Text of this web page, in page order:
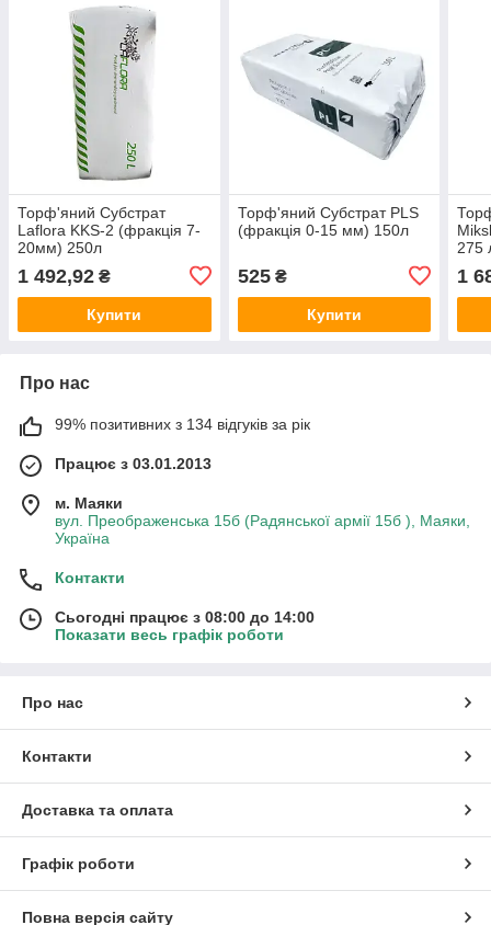
Торф'яний Субстрат
Laflora KKS-2 (фракція 7-
20мм) 250л
1 492,92 ₴
Купити
Торф'яний Субстрат PLS
(фракція 0-15 мм) 150л
525₴
Купити
275
1
Про нас
99% позитивних з 134 відгуків за рік
Працює з 03.01.2013
м. Маяки
вул. Преображенська 15б (Радянської армії 15б ), Маяки,
Україна
Контакти
Сьогодні працює з 08:00 до 14:00
Показати весь графік роботи
Про нас
Контакти
Доставка та оплата
Графік роботи
Повна версія сайту